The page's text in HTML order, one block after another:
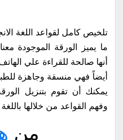
تلخيص كامل لقواعد اللغة
ما يميز الورقة الموجودة
أنها صالحة للقراءة علي
أيضاً فهي منسقة وجاهزة
يمكنك أن تقوم بتنزيل
وفهم القواعد من خلالها باللغة
من